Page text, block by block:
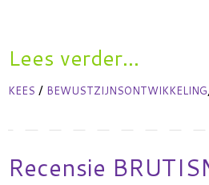
Lees verder...
KEES / BEWUSTZIJNSONTWIKKELING,
Recensie